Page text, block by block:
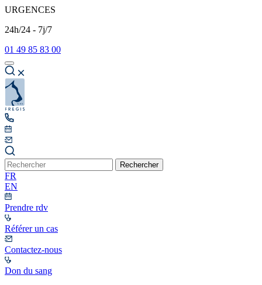
URGENCES
24h/24 - 7j/7
01 49 85 83 00
Rechercher
FR
EN
Prendre rdv
Référer un cas
Contactez-nous
Don du sang